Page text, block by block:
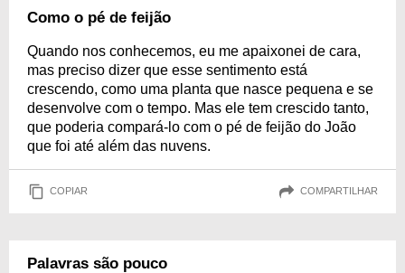
Como o pé de feijão
Quando nos conhecemos, eu me apaixonei de cara,
mas preciso dizer que esse sentimento está
crescendo, como uma planta que nasce pequena e se
desenvolve com o tempo. Mas ele tem crescido tanto,
que poderia compará-lo com o pé de feijão do João
que foi até além das nuvens.
COPIAR COMPARTILHAR
Palavras são pouco